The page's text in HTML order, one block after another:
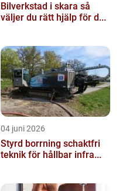
Bilverkstad i skara så
väljer du rätt hjälp för d...
04 juni 2026
Styrd borrning schaktfri
teknik för hållbar infra...